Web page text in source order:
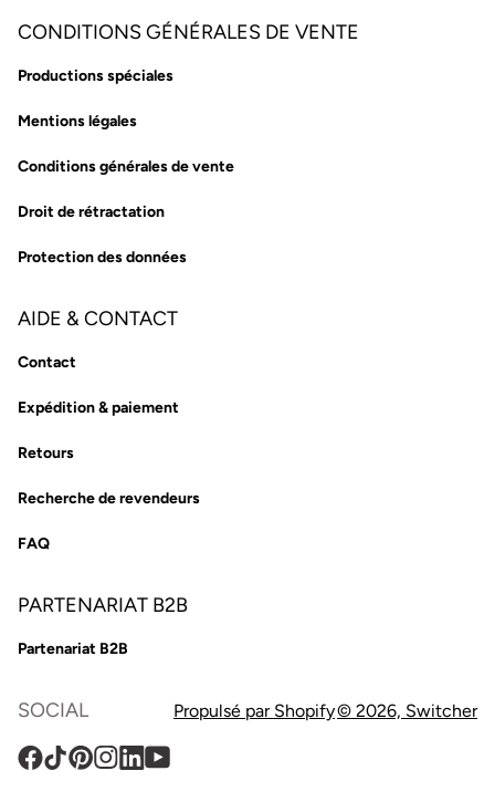
CONDITIONS GÉNÉRALES DE VENTE
Productions spéciales
Mentions légales
Conditions générales de vente
Droit de rétractation
Protection des données
AIDE & CONTACT
Contact
Expédition & paiement
Retours
Recherche de revendeurs
FAQ
PARTENARIAT B2B
Partenariat B2B
SOCIAL
Facebook
TikTokPinterest
Instagram
Translation
YouTube
Propulsé par Shopify© 2026, Switcher